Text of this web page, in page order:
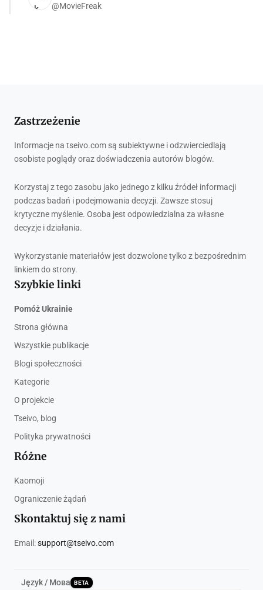
@MovieFreak
Zastrzeżenie
Informacje na tseivo.com są subiektywne i odzwierciedlają
osobiste poglądy oraz doświadczenia autorów blogów.
Korzystaj z tego zasobu jako jednego z kilku źródeł informacji
podczas badań i podejmowania decyzji. Zawsze stosuj
krytyczne myślenie. Osoba jest odpowiedzialna za własne
decyzje i działania.
Wykorzystanie materiałów jest dozwolone tylko z bezpośrednim
linkiem do strony.
Szybkie linki
Pomóż Ukrainie
Strona główna
Wszystkie publikacje
Blogi społeczności
Kategorie
O projekcie
Tseivo, blog
Polityka prywatności
Różne
Kaomoji
Ograniczenie żądań
Skontaktuj się z nami
Email:support@tseivo.com
Język / Мова BETA